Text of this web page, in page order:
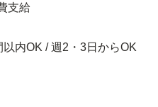
支給
内OK / 週2・3日からOK